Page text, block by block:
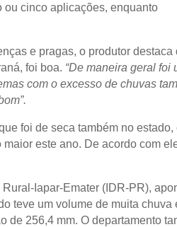
ou cinco aplicações, enquanto
e pragas, o produtor destaca
foi boa. “De maneira geral foi
com o excesso de chuvas
foi de seca também no estado,
este ano. De acordo com
Iapar-Emater (IDR-PR),
teve um volume de muita chuva
de 256,4 mm. O departamento